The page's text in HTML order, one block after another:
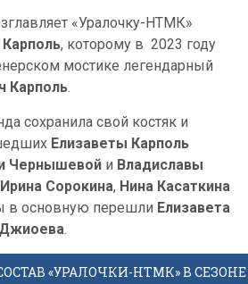
«Уралочку-НТМК»
, которому в 2023 году
мостике легендарный
Карполь.
сохранила свой костяк и
Елизаветы Карполь
Чернышевой и Владиславы
Ирина Сорокина, Нина Касаткина
в основную перешли Елизавета
.
«УРАЛОЧКИ-НТМК» В СЕЗОНЕ